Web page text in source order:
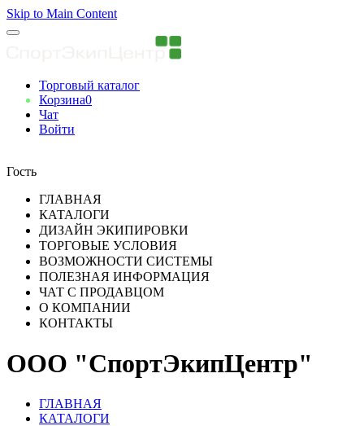
Skip to Main Content
Торговый каталог
Корзина0
Чат
Войти
Гость
ГЛАВНАЯ
КАТАЛОГИ
ДИЗАЙН ЭКИПИРОВКИ
ТОРГОВЫЕ УСЛОВИЯ
ВОЗМОЖНОСТИ СИСТЕМЫ
ПОЛЕЗНАЯ ИНФОРМАЦИЯ
ЧАТ С ПРОДАВЦОМ
О КОМПАНИИ
КОНТАКТЫ
ООО "СпортЭкипЦентр"
ГЛАВНАЯ
КАТАЛОГИ